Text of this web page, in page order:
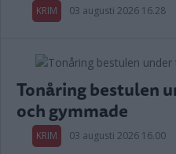
KRIM 03 augusti 2026 16.28
Tonåring bestulen
och gymmade
KRIM 03 augusti 2026 16.00